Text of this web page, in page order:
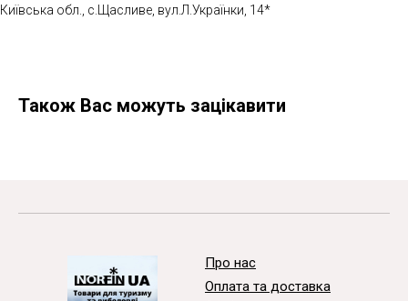
Київська обл., с.Щасливе, вул.Л.Українки, 14*
Також Вас можуть зацікавити
Про нас
Оплата та доставка